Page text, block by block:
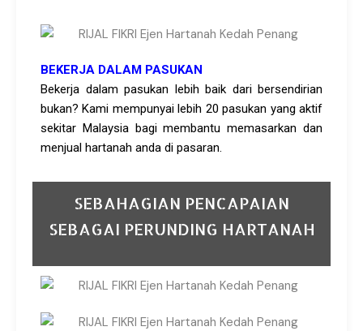
BEKERJA DALAM PASUKAN
Bekerja dalam pasukan lebih baik dari bersendirian
bukan? Kami mempunyai lebih 20 pasukan yang aktif
sekitar Malaysia bagi membantu memasarkan dan
menjual hartanah anda di pasaran.
SEBAHAGIAN PENCAPAIAN
SEBAGAI PERUNDING HARTANAH